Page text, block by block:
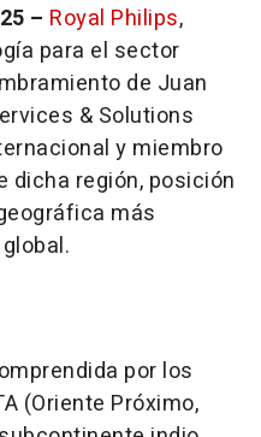
– Royal Philips,
para el sector
de Juan
& Solutions
y miembro
dicha región, posición
más
por los
(Oriente Próximo,